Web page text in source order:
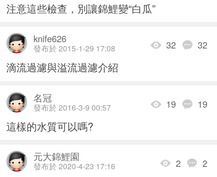
注意這些檢查，別讓錦鯉變“白瓜”
32 32
knife626
發布於 2015-1-29 17:08
滴流過濾與溢流過濾介紹
19 19
名冠
發布於 2016-3-9 00:57
這樣的水質可以嗎?
2 2
元大錦鯉園
發布於 2020-4-23 17:16